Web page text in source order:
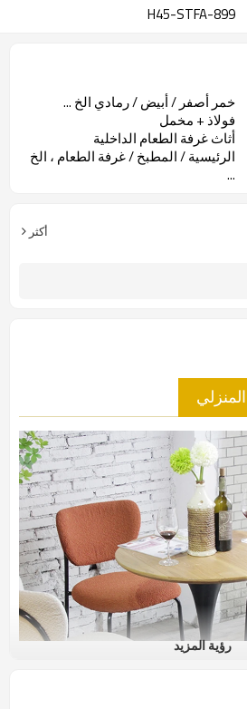
899-H45-STFA
خمر أصفر / أبيض / رمادي الخ ...
فولاذ + مخمل
أثاث غرفة الطعام الداخلية
الرئيسية / المطبخ / غرفة الطعام ، الخ
...
أكثر
رؤية المزيد